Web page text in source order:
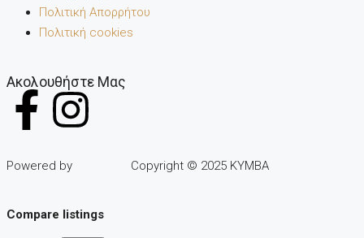
Πολιτική Απορρήτου
Πολιτική cookies
Ακολουθήστε Μας
Powered by Copyright © 2025 KYMBA
Compare listings